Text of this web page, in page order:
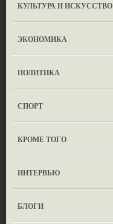
КУЛЬТУРА И ИСКУССТВО
ЭКОНОМИКА
ПОЛИТИКА
СПОРТ
КРОМЕ ТОГО
ИНТЕРВЬЮ
БЛОГИ